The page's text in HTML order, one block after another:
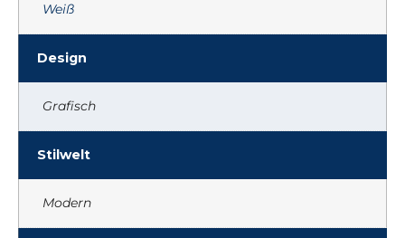
Weiß
Design
Grafisch
Stilwelt
Modern